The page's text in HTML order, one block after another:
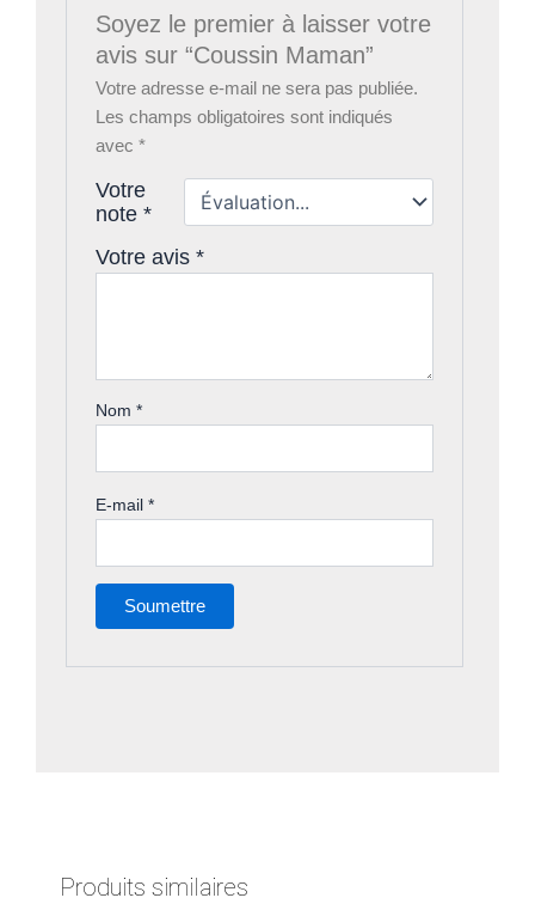
Soyez le premier à laisser votre
avis sur “Coussin Maman”
Votre adresse e-mail ne sera pas publiée.
Les champs obligatoires sont indiqués
avec*
Votre
note*
Votre avis*
Nom*
E-mail*
Produits similaires